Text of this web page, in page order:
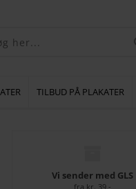
TILBUD PÅ PLAKATER
Vi sender med GLS
fra kr. 39,-